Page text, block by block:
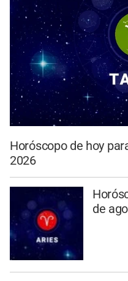
Horóscopo de hoy
2026
de